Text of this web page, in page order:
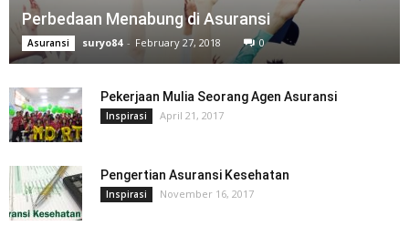
Perbedaan Menabung di Asuransi
Asuransi suryo84 - February 27, 2018 0
Pekerjaan Mulia Seorang Agen Asuransi
Inspirasi April 21, 2017
Pengertian Asuransi Kesehatan
Inspirasi November 16, 2017